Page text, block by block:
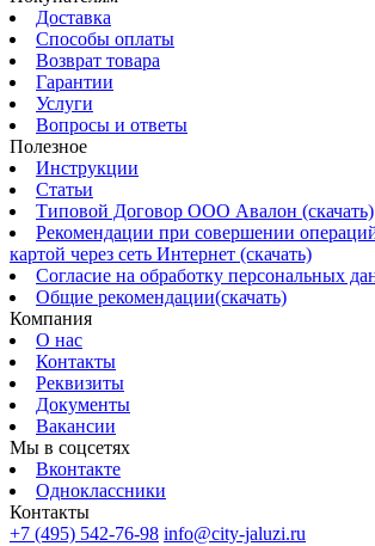
Доставка
Способы оплаты
Возврат товара
Гарантии
Услуги
Вопросы и ответы
Полезное
Инструкции
Статьи
Типовой Договор ООО Авалон (скачать)
Рекомендации при совершении
картой через сеть Интернет (скачать)
Согласие на обработку персональных
Общие рекомендации(скачать)
Компания
О нас
Контакты
Реквизиты
Документы
Вакансии
Мы в соцсетях
Вконтакте
Одноклассники
Контакты
+7 (495) 542-76-98 info@city-jaluzi.ru